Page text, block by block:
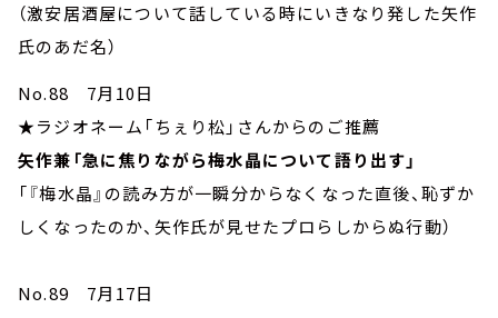
（激安居酒屋について話している時にいきなり発した矢作
氏のあだ名）
No.88 7月10日
★ラジオネーム「ちぇり松」さんからのご推薦
矢作兼「急に焦りながら梅水晶について語り出す」
「『梅水晶』の読み方が一瞬分からなくなった直後、恥ずか
しくなったのか、矢作氏が見せたプロらしからぬ行動）
No.89 7月17日